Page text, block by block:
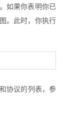
如果你表明你已
。此时，你执行
协议的列表，参